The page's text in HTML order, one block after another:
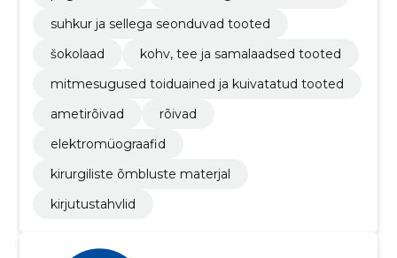
suhkur ja sellega seonduvad tooted
šokolaad
kohv, tee ja samalaadsed tooted
mitmesugused toiduained ja kuivatatud tooted
ametirõivad
rõivad
elektromüograafid
kirurgiliste õmbluste materjal
kirjutustahvlid